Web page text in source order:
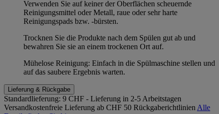
Verwenden Sie auf keiner der Oberflächen scheuernde
Reinigungsmittel oder Metall, raue oder sehr harte
Reinigungspads bzw. -bürsten.
Trocknen Sie die Produkte nach dem Spülen gut ab und
bewahren Sie sie an einem trockenen Ort auf.
Mühelose Reinigung: Einfach in die Spülmaschine stellen und
auf das saubere Ergebnis warten.
Lieferung & Rückgabe
Standardlieferung: 9 CHF - Lieferung in 2-5 Arbeitstagen
Versandkostenfreie Lieferung ab CHF 50 RückgaberichtlinienAlle